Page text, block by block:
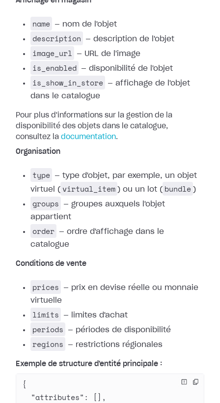
name — nom de l'objet
description — description de l'objet
image_url — URL de l'image
is_enabled — disponibilité de l'objet
is_show_in_store
— affichage de l'objet
dans le catalogue
Pour plus d'informations sur la gestion de la
disponibilité des objets dans le catalogue,
consultez la documentation.
Organisation
type
— type d'objet, par exemple, un objet
virtuel ( virtual_item ) ou un lot ( bundle )
groups
— groupes auxquels l'objet
appartient
order
— ordre d'affichage dans le
catalogue
Conditions de vente
prices
— prix en devise réelle ou monnaie
virtuelle
limits — limites d'achat
periods — périodes de disponibilité
regions — restrictions régionales
Exemple de structure d'entité principale :
{
  "attributes"
: [],